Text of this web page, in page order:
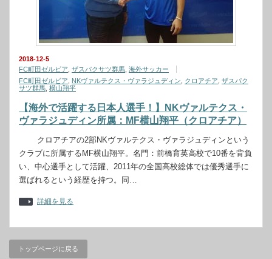
2018-12-5
FC町田ゼルビア ザスパクサツ群馬 海外サッカー
FC町田ゼルビア
NKヴァルテクス・ヴァラジュディン クロアチア ザスパク
サツ群馬 横山翔平
【海外で活躍する日本人選手！】NKヴァルテクス・
ヴァラジュディン所属：MF横山翔平（クロアチア）
クロアチアの2部NKヴァルテクス・ヴァラジュディンという
クラブに所属するMF横山翔平。名門：前橋育英高校で10番を背負
い、中心選手として活躍、2011年の全国高校総体では優秀選手に
選ばれるという経歴を持つ。同…
詳細を見る
トップページに戻る